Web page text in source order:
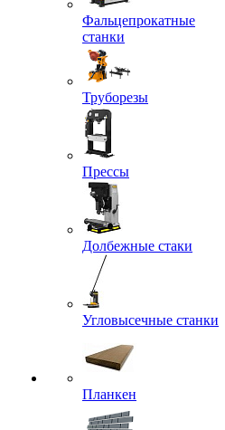
Фальцепрокатные
станки
Труборезы
Прессы
Долбежные стаки
Угловысечные станки
Планкен